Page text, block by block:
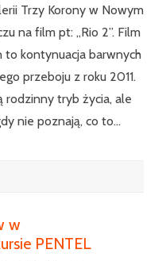
Trzy Korony w Nowym
na film pt: ,,Rio 2”. Film
to kontynuacja barwnych
przeboju z roku 2011.
rodzinny tryb życia, ale
nie poznają, co to…
w
PENTEL